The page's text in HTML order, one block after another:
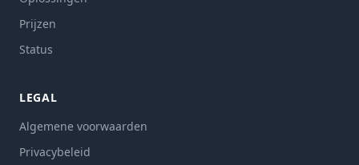
Prijzen
Status
LEGAL
Algemene voorwaarden
Privacybeleid